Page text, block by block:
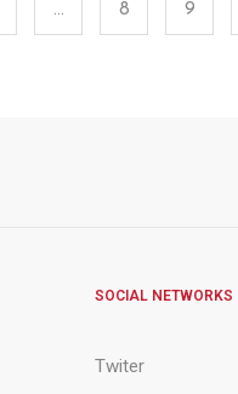
… 8 9
SOCIAL NETWORKS
Twiter